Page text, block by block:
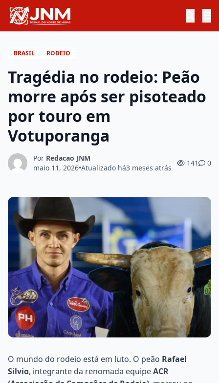
BRASIL RODEIO
Tragédia no rodeio: Peão
morre após ser pisoteado
por touro em
Votuporanga
Por Redacao JNM
maio 11, 2026•Atualizado há3 meses atrás
141 0
O mundo do rodeio está em luto. O peão Rafael
Silvio, integrante da renomada equipeACR